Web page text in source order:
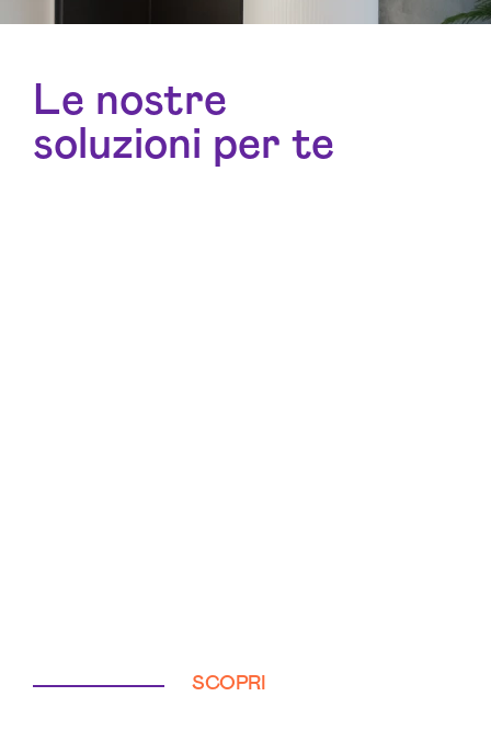
Le nostre
soluzioni per te
SCOPRI